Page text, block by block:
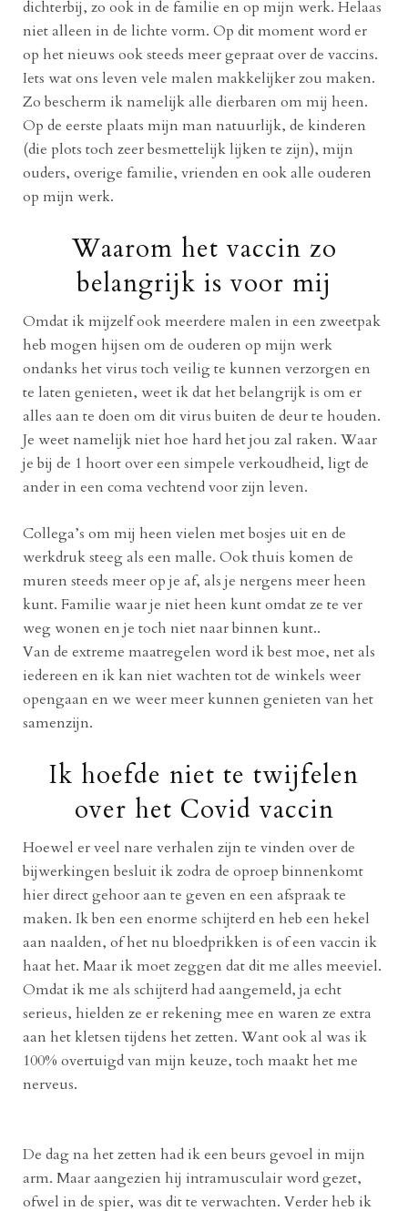
dichterbij, zo ook in de familie en op mijn werk. Helaas
niet alleen in de lichte vorm. Op dit moment word er
op het nieuws ook steeds meer gepraat over de vaccins.
Iets wat ons leven vele malen makkelijker zou maken.
Zo bescherm ik namelijk alle dierbaren om mij heen.
Op de eerste plaats mijn man natuurlijk, de kinderen
(die plots toch zeer besmettelijk lijken te zijn), mijn
ouders, overige familie, vrienden en ook alle ouderen
op mijn werk.
Waarom het vaccin zo
belangrijk is voor mij
Omdat ik mijzelf ook meerdere malen in een zweetpak
heb mogen hijsen om de ouderen op mijn werk
ondanks het virus toch veilig te kunnen verzorgen en
te laten genieten, weet ik dat het belangrijk is om er
alles aan te doen om dit virus buiten de deur te houden.
Je weet namelijk niet hoe hard het jou zal raken. Waar
je bij de 1 hoort over een simpele verkoudheid, ligt de
ander in een coma vechtend voor zijn leven.
Collega’s om mij heen vielen met bosjes uit en de
werkdruk steeg als een malle. Ook thuis komen de
muren steeds meer op je af, als je nergens meer heen
kunt. Familie waar je niet heen kunt omdat ze te ver
weg wonen en je toch niet naar binnen kunt..
Van de extreme maatregelen word ik best moe, net als
iedereen en ik kan niet wachten tot de winkels weer
opengaan en we weer meer kunnen genieten van het
samenzijn.
Ik hoefde niet te twijfelen
over het Covid vaccin
Hoewel er veel nare verhalen zijn te vinden over de
bijwerkingen besluit ik zodra de oproep binnenkomt
hier direct gehoor aan te geven en een afspraak te
maken. Ik ben een enorme schijterd en heb een hekel
aan naalden, of het nu bloedprikken is of een vaccin ik
haat het. Maar ik moet zeggen dat dit me alles meeviel.
Omdat ik me als schijterd had aangemeld, ja echt
serieus, hielden ze er rekening mee en waren ze extra
aan het kletsen tijdens het zetten. Want ook al was ik
100% overtuigd van mijn keuze, toch maakt het me
nerveus.
De dag na het zetten had ik een beurs gevoel in mijn
arm. Maar aangezien hij intramusculair word gezet,
ofwel in de spier, was dit te verwachten. Verder heb ik